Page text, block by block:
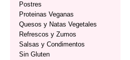
Postres
Proteinas Veganas
Quesos y Natas Vegetales
Refrescos y Zumos
Salsas y Condimentos
Sin Gluten